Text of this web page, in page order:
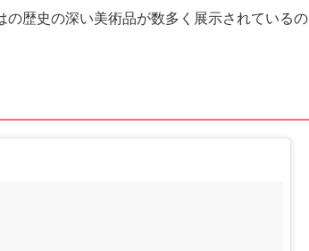
歴史の深い美術品が数多く展示されているの